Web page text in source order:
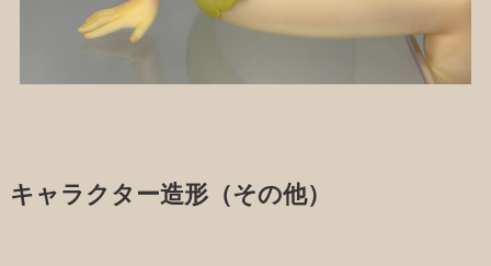
キャラクター造形（その他）